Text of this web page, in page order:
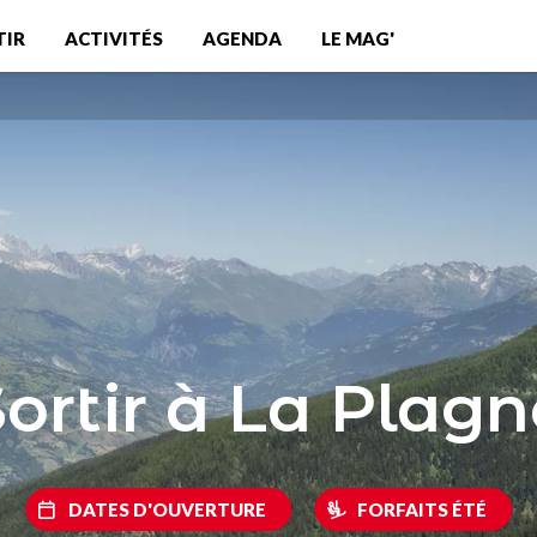
ACTIVITÉS AGENDA LE MAG'
à La
DATES D'OUVERTURE FORFAITS ÉTÉ